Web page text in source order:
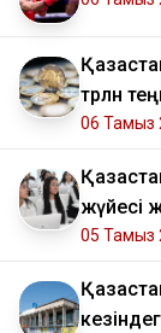
трлн
06 Тамыз
жүйесі
05 Тамыз